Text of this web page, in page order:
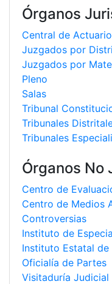
Órganos
Central de
Juzgados por
Juzgados por
Pleno
Salas
Tribunal
Tribunales
Tribunales
Órganos No
Centro de
Centro de Medios
Controversias
Instituto de
Instituto Estatal de
Oficialía de Partes
Visitaduría Judicial